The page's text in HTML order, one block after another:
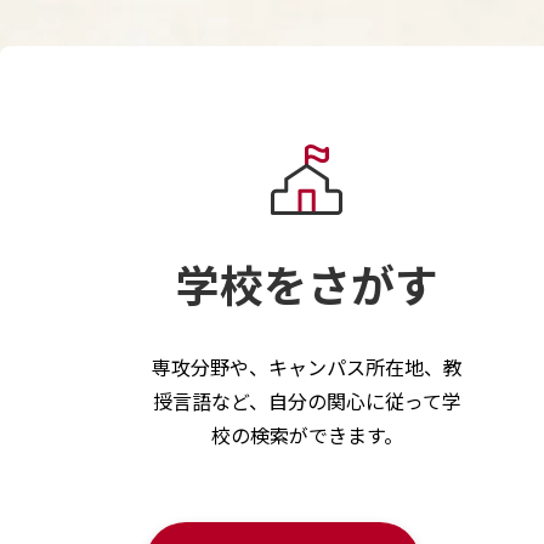
学校をさがす
専攻分野や、キャンパス所在地、教
授言語など、自分の関心に従って学
校の検索ができます。